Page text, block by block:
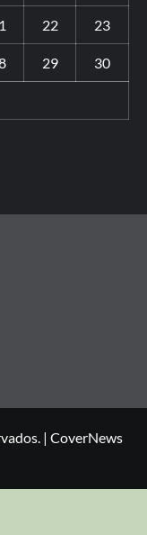
22 23
29 30
| CoverNews